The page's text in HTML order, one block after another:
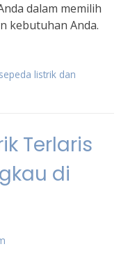
dalam memilih
kebutuhan Anda.
listrik dan
Terlaris
di